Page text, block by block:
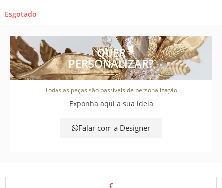
Esgotado
QUER
PERSONALIZAR?
Todas as peças são passíveis de personalização
Exponha aqui a sua ideia
Falar com a Designer